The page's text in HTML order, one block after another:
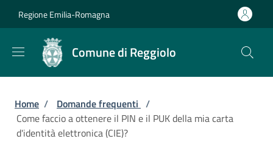
Regione Emilia-Romagna
Comune di Reggiolo
Briciole di pane
Home / Domande frequenti /
Come faccio a ottenere il PIN e il PUK della mia carta
d'identità elettronica (CIE)?